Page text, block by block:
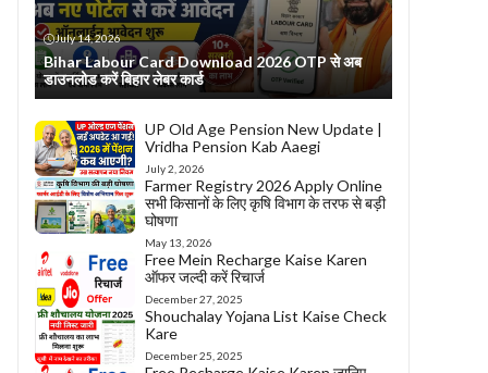
July 14, 2026
Bihar Labour Card Download 2026 OTP से अब
डाउनलोड करें बिहार लेबर कार्ड
UP Old Age Pension New Update |
Vridha Pension Kab Aaegi
July 2, 2026
Farmer Registry 2026 Apply Online
सभी किसानों के लिए कृषि विभाग के तरफ से बड़ी
घोषणा
May 13, 2026
Free Mein Recharge Kaise Karen
ऑफर जल्दी करें रिचार्ज
December 27, 2025
Shouchalay Yojana List Kaise Check
Kare
December 25, 2025